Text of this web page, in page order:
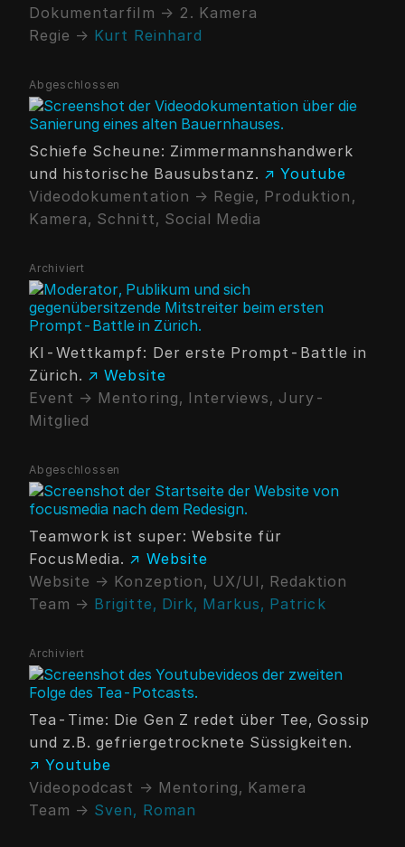
Dokumentarfilm → 2. Kamera
Regie → Kurt Reinhard
Abgeschlossen
Schiefe Scheune: Zimmermannshandwerk
und historische Bausubstanz. ↗ Youtube
Videodokumentation → Regie, Produktion,
Kamera, Schnitt, Social Media
Archiviert
KI-Wettkampf: Der erste Prompt-Battle in
Zürich. ↗ Website
Event → Mentoring, Interviews, Jury-
Mitglied
Abgeschlossen
Teamwork ist super: Website für
FocusMedia. ↗ Website
Website → Konzeption, UX/UI, Redaktion
Team → Brigitte, Dirk, Markus, Patrick
Archiviert
Tea-Time: Die Gen Z redet über Tee, Gossip
und z.B. gefriergetrocknete Süssigkeiten.
↗ Youtube
Videopodcast → Mentoring, Kamera
Team → Sven, Roman